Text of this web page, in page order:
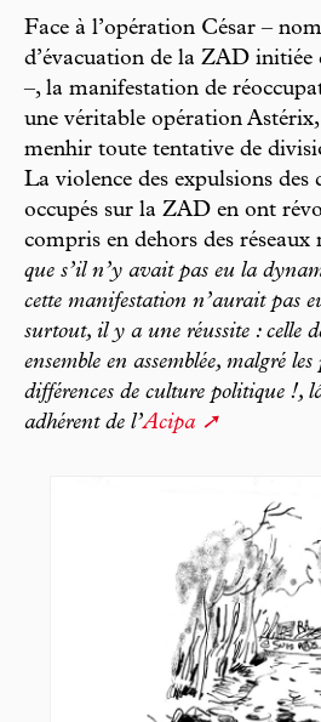
Face à l’opération César –
d’évacuation de la ZAD initiée
–, la manifestation de
une véritable opération
menhir toute tentative de
La violence des expulsions des
occupés sur la ZAD en ont
compris en dehors des
que s’il n’y avait pas eu la
cette manifestation n’aurait pas
surtout, il y a une réussite : celle
ensemble en assemblée, malgré les
différences de culture politique !,
adhérent de l’Acipa